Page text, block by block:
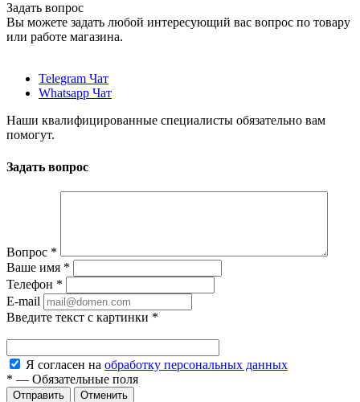
Задать вопрос
Вы можете задать любой интересующий вас вопрос по товару
или работе магазина.
Telegram Чат
Whatsapp Чат
Наши квалифицированные специалисты обязательно вам
помогут.
Задать вопрос
Вопрос *
Ваше имя *
Телефон *
E-mail
Введите текст с картинки *
Я согласен на обработку персональных данных
* — Обязательные поля
Отменить